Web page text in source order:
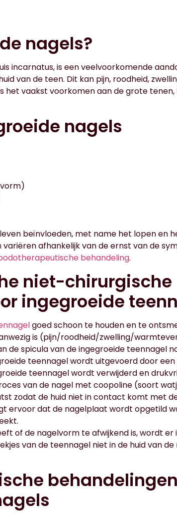
nagels?
incarnatus, is een veelvoorkomende
van de teen. Dit kan pijn, roodheid,
het vaakst voorkomen aan de grote tenen,
nagels
beïnvloeden, met name het lopen en
variëren afhankelijk van de ernst van de
behandeling.
niet-chirurgische
ingegroeide
goed schoon te houden en te
is (pijn/roodheid/zwelling/
de spicula van de ingegroeide teennagel
teennagel wordt uitgevoerd door
teennagel wordt verwijderd en
van de nagel met coopoline (soort
zodat de huid niet in contact komt met
ervoor dat de nagelplaat wordt opgetild
of de nagelvorm te afwijkend is, wordt er
van de teennagel niet in de huid van